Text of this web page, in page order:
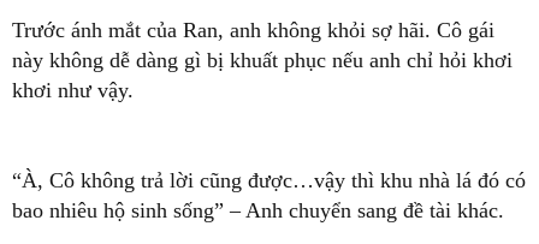
Trước ánh mắt của Ran, anh không khỏi sợ hãi. Cô gái
này không dễ dàng gì bị khuất phục nếu anh chỉ hỏi khơi
khơi như vậy.
“À, Cô không trả lời cũng được…vậy thì khu nhà lá đó có
bao nhiêu hộ sinh sống” – Anh chuyển sang đề tài khác.